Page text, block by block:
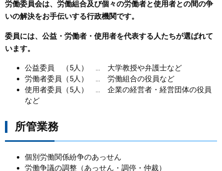
しごと・産業・観光
まちづくり
労働委員会は、労働組合及び個々の労働者と使用者との間の争
いの解決をお手伝いする行政機関です。
委員には、公益・労働者・使用者を代表する人たちが選ばれて
います。
公益委員 （5人） … 大学教授や弁護士など
労働者委員（5人） … 労働組合の役員など
使用者委員（5人） … 企業の経営者・経営団体の役員
など
所管業務
個別労働関係紛争のあっせん
労働争議の調整（あっせん・調停・仲裁）